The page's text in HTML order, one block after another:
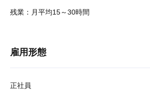
残業：月平均15～30時間
雇用形態
正社員